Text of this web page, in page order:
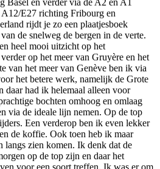
Basel en verder via de A2 en A1
E27 richting Fribourg en
rijdt je zo een plaatjesboek
de snelweg de bergen in de verte.
heel mooi uitzicht op het
op het meer van Gruyère en het
van het meer van Genève ben ik via
het betere werk, namelijk de Grote
daar had ik helemaal alleen voor
bochten omhoog en omlaag
via de ideale lijn nemen. Op de top
Een verderop ben ik even lekker
de koffie. Ook toen heb ik maar
langs zien komen. Ik denk dat de
op de top zijn en daar het